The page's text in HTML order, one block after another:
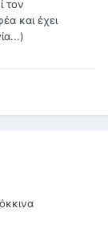
τον
και έχει